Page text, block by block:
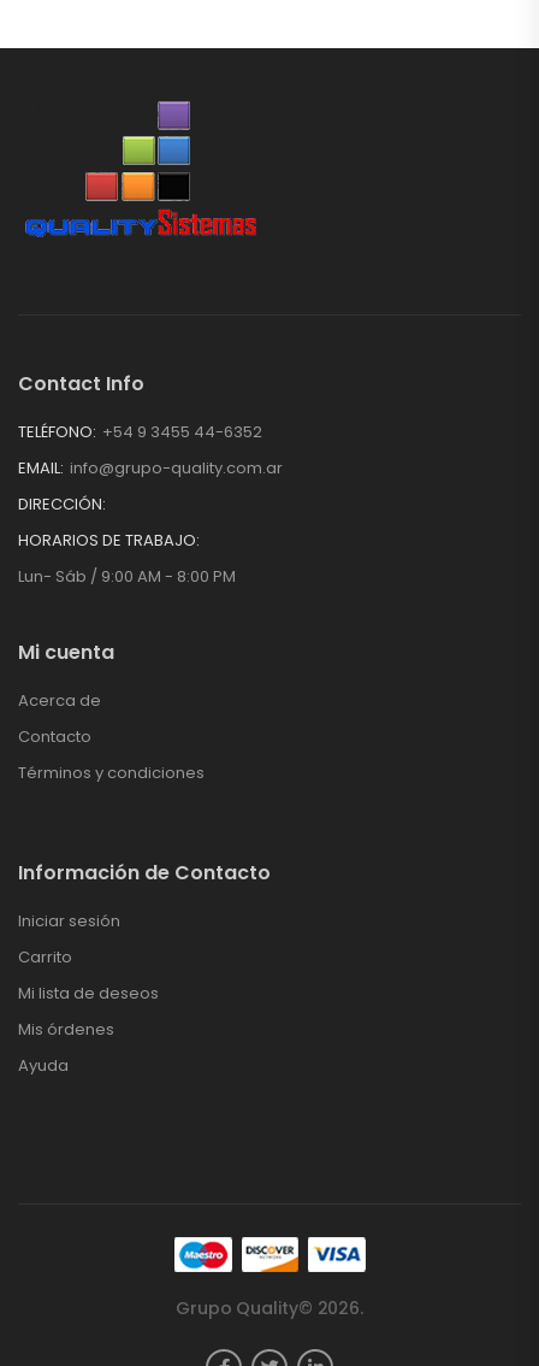
Contact Info
TELÉFONO: +54 9 3455 44-6352
EMAIL: info@grupo-quality.com.ar
DIRECCIÓN:
HORARIOS DE TRABAJO:
Lun- Sáb / 9:00 AM - 8:00 PM
Mi cuenta
Acerca de
Contacto
Términos y condiciones
Información de Contacto
Iniciar sesión
Carrito
Mi lista de deseos
Mis órdenes
Ayuda
Grupo Quality© 2026.